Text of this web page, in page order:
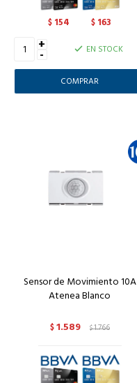
$ 154 $ 163
+
- EN STOCK
Sensor de Movimiento 10A
Atenea Blanco
$1.589 $1.766